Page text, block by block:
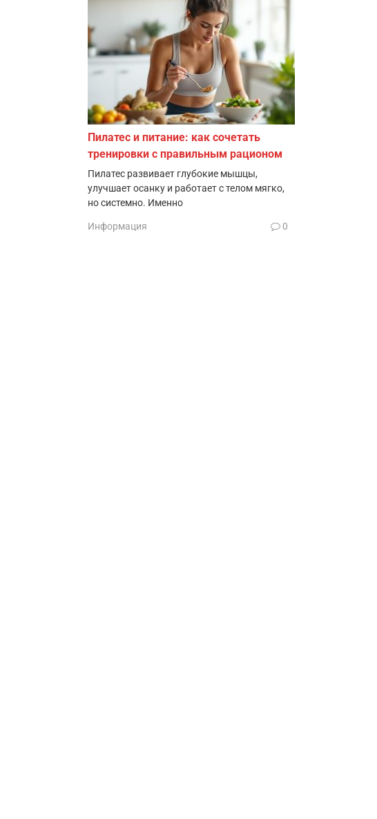
Пилатес и питание: как сочетать
тренировки с правильным рационом
Пилатес развивает глубокие мышцы,
улучшает осанку и работает с телом мягко,
но системно. Именно
Информация 0